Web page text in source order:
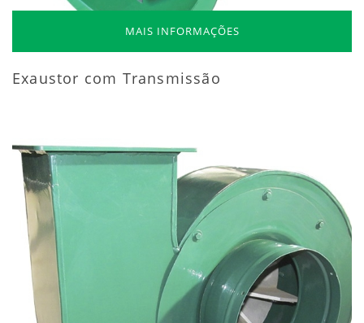
MAIS INFORMAÇÕES
Exaustor com Transmissão